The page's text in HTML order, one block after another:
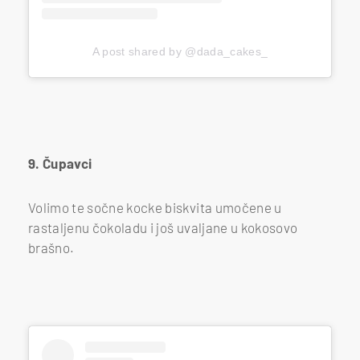
A post shared by @dada_cakes_
9. Čupavci
Volimo te sočne kocke biskvita umočene u
rastaljenu čokoladu i još uvaljane u kokosovo
brašno.